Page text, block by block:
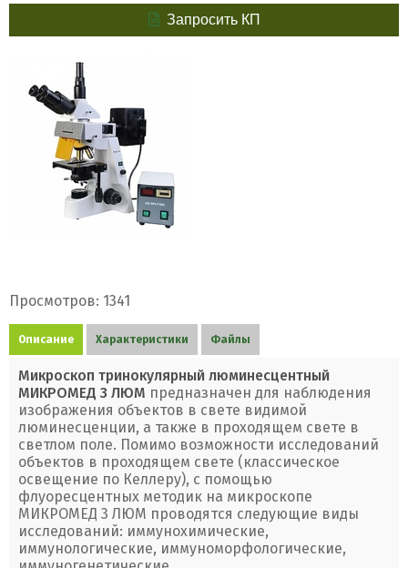
Запросить КП
Просмотров: 1341
Описание Характеристики Файлы
Микроскоп тринокулярный люминесцентный
МИКРОМЕД 3 ЛЮМ предназначен для наблюдения
изображения объектов в свете видимой
люминесценции, а также в проходящем свете в
светлом поле. Помимо возможности исследований
объектов в проходящем свете (классическое
освещение по Келлеру), с помощью
флуоресцентных методик на микроскопе
МИКРОМЕД 3 ЛЮМ проводятся следующие виды
исследований: иммунохимические,
иммунологические, иммуноморфологические,